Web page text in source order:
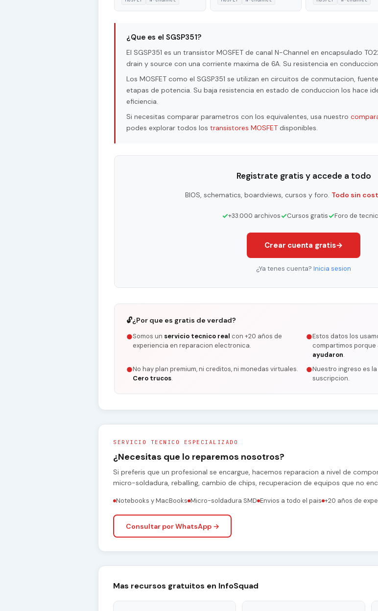
¿Que es el SGSP351?
El SGSP351 es un transistor MOSFET de canal N-Channel en encapsulado
drain y source con una corriente maxima de 6A. Su resistencia en
Los MOSFET como el SGSP351 se utilizan en circuitos de conmutacion,
etapas de potencia. Su baja resistencia en estado de conduccion los hace
eficiencia.
Si necesitas comparar parametros con los equivalentes, usa nuestro
podes explorar todos los transistores MOSFET disponibles.
Registrate gratis y accede a todo
BIOS, schematics, boardviews, cursos y foro. Todo sin
✓+33.000 archivos✓Cursos gratis✓Foro de
Crear cuenta gratis→
¿Ya tenes cuenta? Inicia sesion
🔓¿Por que es gratis de verdad?
●Somos un servicio tecnico real con +20 años de
experiencia en reparacion electronica.
●Estos datos los
compartimos porque
ayudaron.
●No hay plan premium, ni creditos, ni monedas virtuales.
Cero trucos.
●Nuestro ingreso es
suscripcion.
SERVICIO TECNICO ESPECIALIZADO
¿Necesitas que lo reparemos nosotros?
Si preferis que un profesional se encargue, hacemos reparacion a nivel de
micro-soldadura, reballing, cambio de chips, recuperacion de equipos que no
Notebooks y MacBooks Micro-soldadura SMD Envios a todo el pais +20 años de
Consultar por WhatsApp →
Mas recursos gratuitos en InfoSquad